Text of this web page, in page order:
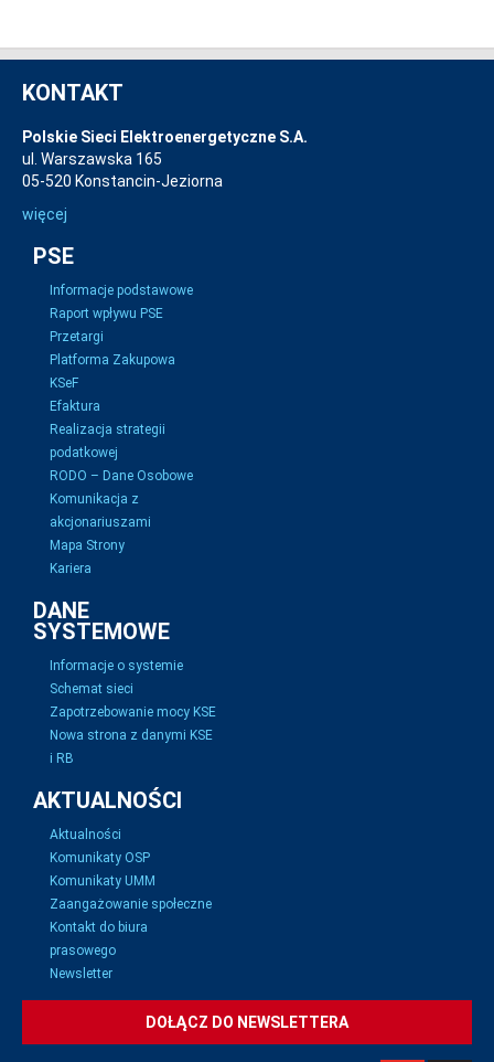
KONTAKT
Polskie Sieci Elektroenergetyczne S.A.
ul. Warszawska 165
05-520 Konstancin-Jeziorna
więcej
PSE
Informacje podstawowe
Raport wpływu PSE
Przetargi
Platforma Zakupowa
KSeF
Efaktura
Realizacja strategii
podatkowej
RODO – Dane Osobowe
Komunikacja z
akcjonariuszami
Mapa Strony
Kariera
DANE
SYSTEMOWE
Informacje o systemie
Schemat sieci
Zapotrzebowanie mocy KSE
Nowa strona z danymi KSE
i RB
AKTUALNOŚCI
Aktualności
Komunikaty OSP
Komunikaty UMM
Zaangażowanie społeczne
Kontakt do biura
prasowego
Newsletter
DOŁĄCZ DO NEWSLETTERA